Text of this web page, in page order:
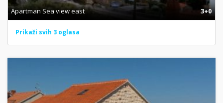
Apartman Sea view east 3+0
Prikaži svih 3 oglasa